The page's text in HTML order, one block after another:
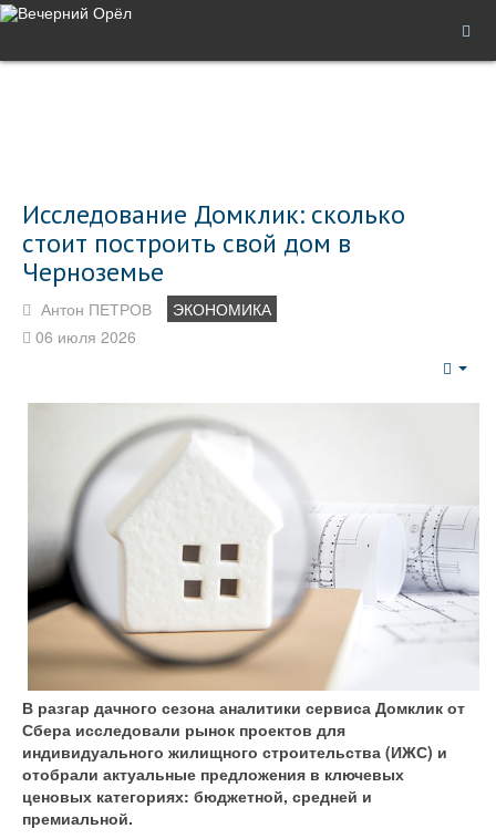
Исследование Домклик: сколько
стоит построить свой дом в
Черноземье
Антон ПЕТРОВ
ЭКОНОМИКА
06 июля 2026
В разгар дачного сезона аналитики сервиса Домклик от
Сбера исследовали рынок проектов для
индивидуального жилищного строительства (ИЖС) и
отобрали актуальные предложения в ключевых
ценовых категориях: бюджетной, средней и
премиальной.